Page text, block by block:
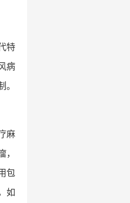
特
病
麻
包
如